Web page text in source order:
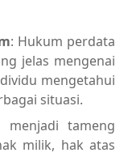
: Hukum perdata
jelas mengenai
mengetahui
situasi.
menjadi tameng
milik, hak atas